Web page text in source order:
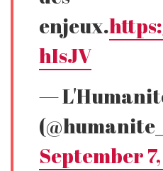
enjeux.
hIsJV
—
September